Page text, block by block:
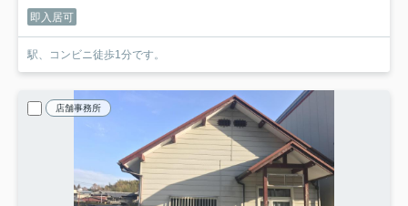
即入居可
駅、コンビニ徒歩1分です。
店舗事務所